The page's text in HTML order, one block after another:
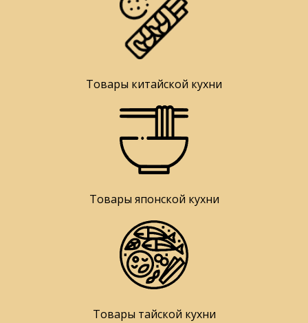
Товары китайской кухни
Товары японской кухни
Товары тайской кухни